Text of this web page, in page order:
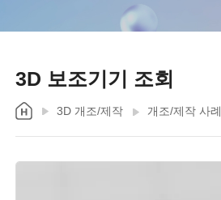
3D 보조기기 조회
3D 개조/제작 개조/제작 사례